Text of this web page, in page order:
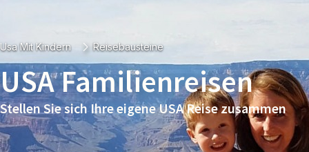
Usa Mit Kindern Reisebausteine
USA Familienreisen
Stellen Sie sich Ihre eigene USA Reise zusammen